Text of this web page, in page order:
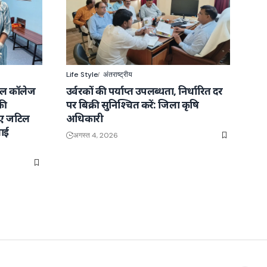
कॉलेज
जटिल
Life Style अंतराष्ट्रीय
उर्वरकों की पर्याप्त उपलब्धता, निर्धारित दर
पर बिक्री सुनिश्चित करें: जिला कृषि
अधिकारी
अगस्त 4, 2026